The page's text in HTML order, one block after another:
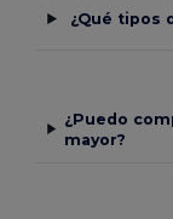
¿Qué tipos
¿Puedo
mayor?